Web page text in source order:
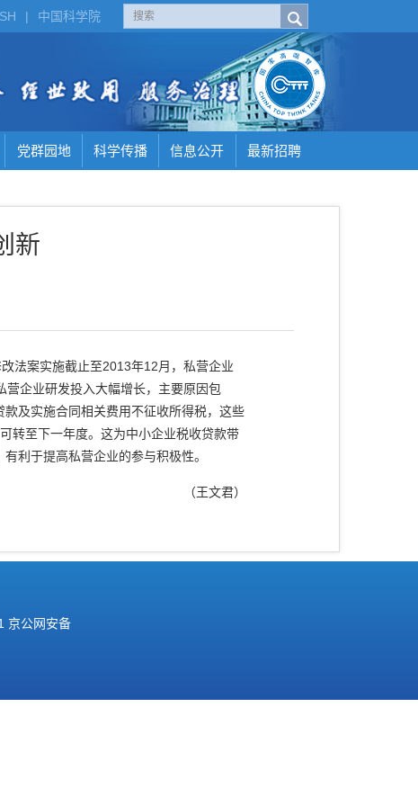
中国科学院
|
党群园地 科学传播 信息公开 最新招聘
新
法案实施截止至2013年12月，私营企业
企业研发投入大幅增长，主要原因包
及实施合同相关费用不征收所得税，这些
转至下一年度。这为中小企业税收贷款带
利于提高私营企业的参与积极性。
（王文君）
京公网安备